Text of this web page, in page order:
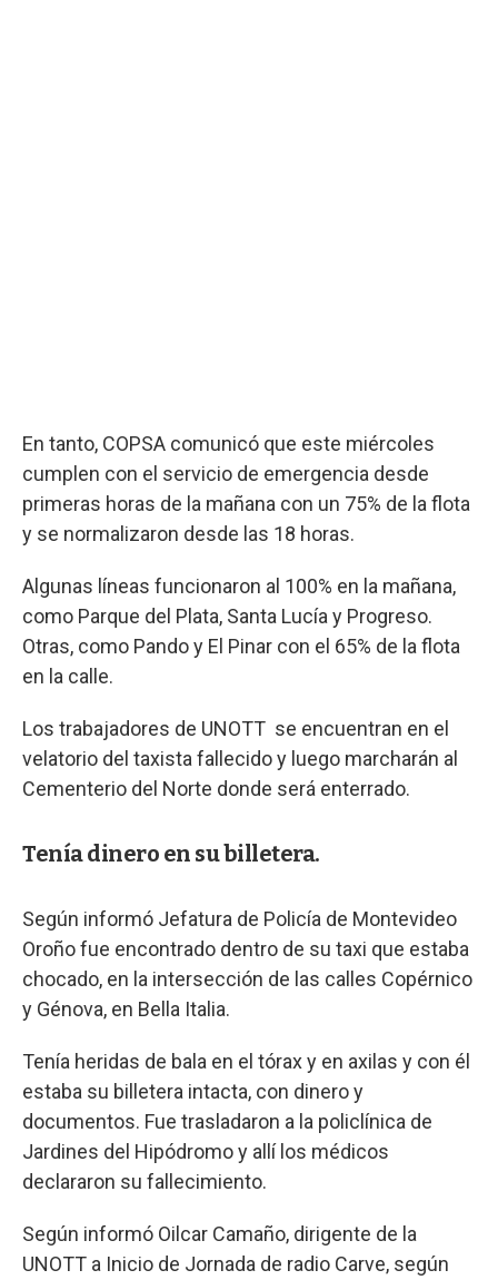
En tanto, COPSA comunicó que este miércoles
cumplen con el servicio de emergencia desde
primeras horas de la mañana con un 75% de la flota
y se normalizaron desde las 18 horas.
Algunas líneas funcionaron al 100% en la mañana,
como Parque del Plata, Santa Lucía y Progreso.
Otras, como Pando y El Pinar con el 65% de la flota
en la calle.
Los trabajadores de UNOTT se encuentran en el
velatorio del taxista fallecido y luego marcharán al
Cementerio del Norte donde será enterrado.
Tenía dinero en su billetera.
Según informó Jefatura de Policía de Montevideo
Oroño fue encontrado dentro de su taxi que estaba
chocado, en la intersección de las calles Copérnico
y Génova, en Bella Italia.
Tenía heridas de bala en el tórax y en axilas y con él
estaba su billetera intacta, con dinero y
documentos. Fue trasladaron a la policlínica de
Jardines del Hipódromo y allí los médicos
declararon su fallecimiento.
Según informó Oilcar Camaño, dirigente de la
UNOTT a Inicio de Jornada de radio Carve, según